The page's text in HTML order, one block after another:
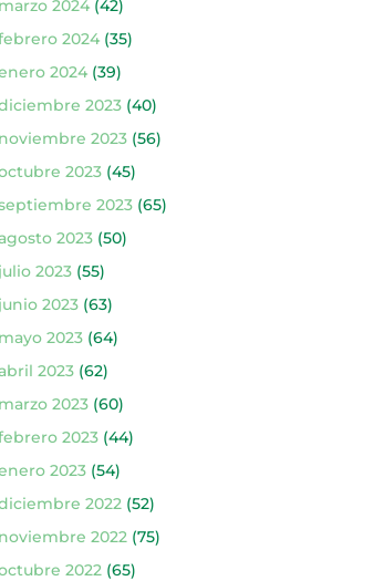
marzo 2024(42)
2024(35)
2024(39)
2023(40)
noviembre 2023(56)
2023(45)
2023(65)
2023(50)
julio 2023(55)
junio 2023(63)
mayo 2023(64)
2023(62)
marzo 2023(60)
2023(44)
2023(54)
2022(52)
noviembre 2022(75)
2022(65)